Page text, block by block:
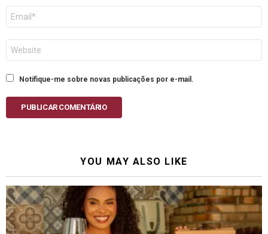
mail
Notifique-me sobre novas publicações por e-mail.
PUBLICAR COMENTÁRIO
YOU MAY ALSO LIKE